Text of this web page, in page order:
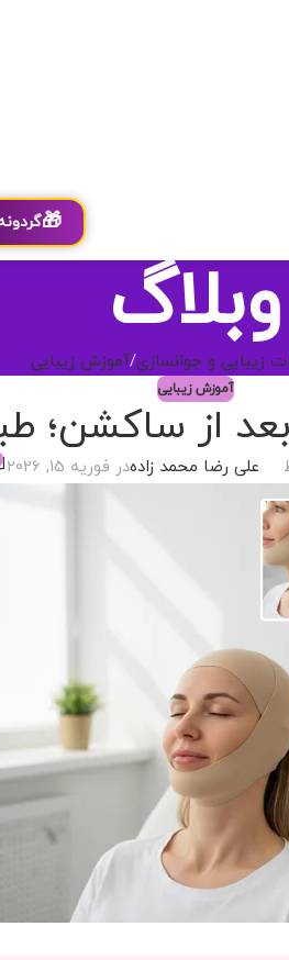
🎁
وبلاگ
زیبایی و جوانسازی آموزش زیبایی
آموزش زیبایی
از ساکشن؛
علی رضا محمد زادهدر فوریه 15, 2026